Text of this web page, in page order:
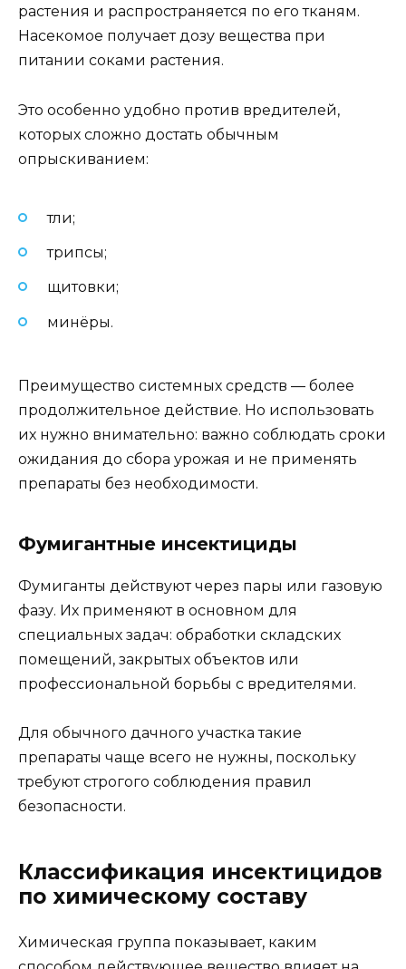
растения и распространяется по его тканям.
Насекомое получает дозу вещества при
питании соками растения.
Это особенно удобно против вредителей,
которых сложно достать обычным
опрыскиванием:
тли;
трипсы;
щитовки;
минёры.
Преимущество системных средств — более
продолжительное действие. Но использовать
их нужно внимательно: важно соблюдать сроки
ожидания до сбора урожая и не применять
препараты без необходимости.
Фумигантные инсектициды
Фумиганты действуют через пары или газовую
фазу. Их применяют в основном для
специальных задач: обработки складских
помещений, закрытых объектов или
профессиональной борьбы с вредителями.
Для обычного дачного участка такие
препараты чаще всего не нужны, поскольку
требуют строгого соблюдения правил
безопасности.
Классификация инсектицидов
по химическому составу
Химическая группа показывает, каким